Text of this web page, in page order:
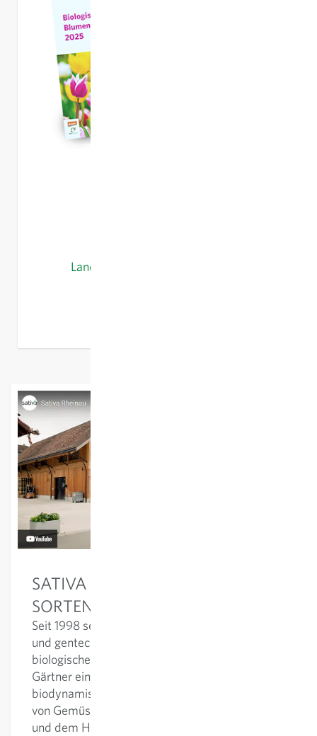
Landwirtschaftliches Saatgut 2026
SATIVA RHEINAU - BIOLOGISCHE
SORTENVIELFALT SEIT 1998
Seit 1998 setzt sich Sativa für eine eigenständige
und gentechnikfreie Saatgutversorgung des
biologischen Landbaus und der biologischen
Gärtner ein. Dabei engagieren wir uns in der
biodynamischen Neuzüchtung und dem Erhalt
von Gemüsesorten und der Saatgutvermehrung,
und dem Handel von Getreide- und